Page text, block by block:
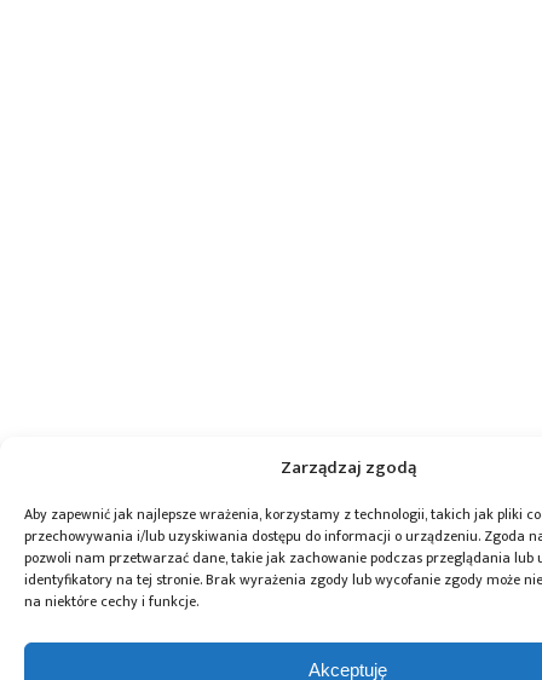
Zarządzaj zgodą
Aby zapewnić jak najlepsze wrażenia, korzystamy z technologii, takich jak pliki
przechowywania i/lub uzyskiwania dostępu do informacji o urządzeniu. Zgoda
pozwoli nam przetwarzać dane, takie jak zachowanie podczas przeglądania lub
identyfikatory na tej stronie. Brak wyrażenia zgody lub wycofanie zgody może
na niektóre cechy i funkcje.
Akceptuję